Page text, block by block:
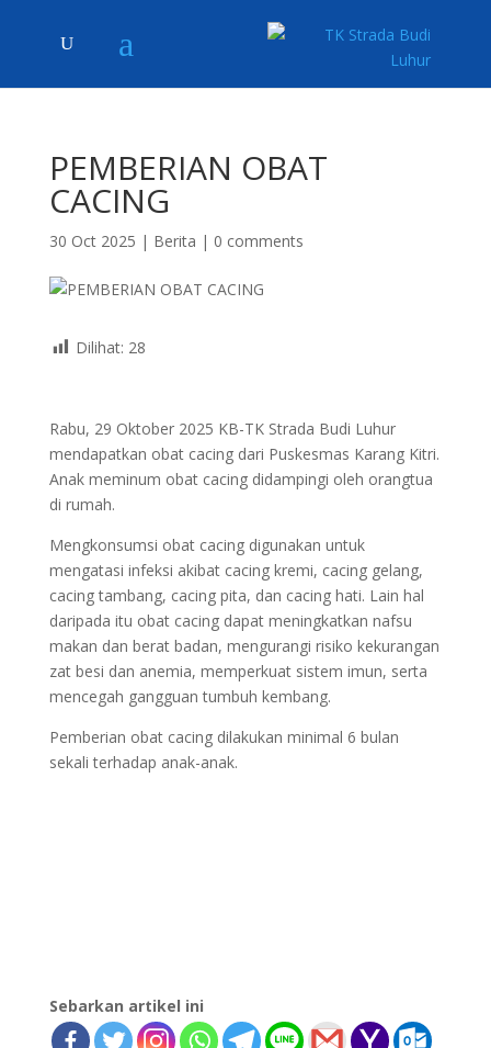
PEMBERIAN OBAT
CACING
30 Oct 2025 | Berita | 0 comments
Dilihat: 28
Rabu, 29 Oktober 2025 KB-TK Strada Budi Luhur
mendapatkan obat cacing dari Puskesmas Karang Kitri.
Anak meminum obat cacing didampingi oleh orangtua
di rumah.
Mengkonsumsi obat cacing digunakan untuk
mengatasi infeksi akibat cacing kremi, cacing gelang,
cacing tambang, cacing pita, dan cacing hati. Lain hal
daripada itu obat cacing dapat meningkatkan nafsu
makan dan berat badan, mengurangi risiko kekurangan
zat besi dan anemia, memperkuat sistem imun, serta
mencegah gangguan tumbuh kembang.
Pemberian obat cacing dilakukan minimal 6 bulan
sekali terhadap anak-anak.
Sebarkan artikel ini